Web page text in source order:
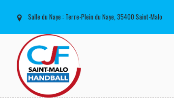
Salle du Naye : Terre-Plein du Naye, 35400 Saint-Malo